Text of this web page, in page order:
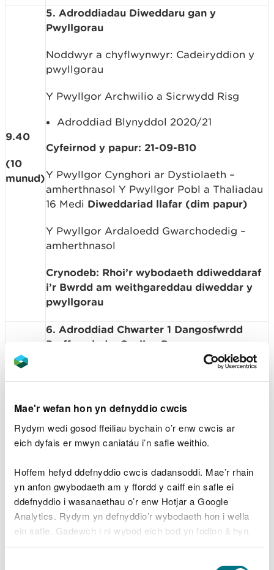
Mae'r wefan hon yn defnyddio cwcis
Rydym wedi gosod ffeiliau bychain o’r enw cwcis ar
eich dyfais er mwyn caniatáu i’n safle weithio.
Hoffem hefyd ddefnyddio cwcis dadansoddi. Mae’r rhain
yn anfon gwybodaeth am y ffordd y caiff ein safle ei
ddefnyddio i wasanaethau o’r enw Hotjar a Google
Analytics. Rydym yn defnyddio’r wybodaeth hon i wella
ein safle. Gadewch i ni wybod eich bod yn fodlon â hyn.
Byddwn yn defnyddio cwci i gadw eich dewis.
9.40
(10
munud)
5. Adroddiadau Diweddaru gan y
Pwyllgorau
Noddwyr a chyflwynwyr: Cadeiryddion y
pwyllgorau
Y Pwyllgor Archwilio a Sicrwydd Risg
Adroddiad Blynyddol 2020/21
Cyfeirnod y papur: 21-09-B10
Y Pwyllgor Cynghori ar Dystiolaeth –
amherthnasol Y Pwyllgor Pobl a Thaliadau
16 Medi Diweddariad llafar (dim papur)
Y Pwyllgor Ardaloedd Gwarchodedig –
amherthnasol
Crynodeb: Rhoi’r wybodaeth ddiweddaraf
i’r Bwrdd am weithgareddau diweddar y
pwyllgorau
(20
6. Adroddiad Chwarter 1 Dangosfwrdd
Perfformiad y Cynllun Busnes
Noddwyr: Clare Pillman, Prif Weithredwr
Cynllunio Corfforaethol, Perfformiad ac
Asesu Strategol
Cyfeirnod y papur: 21-09-B12
7. Adroddiad Chwarter 1 Lles, Iechyd a
Diogelwch
Noddwr: Prys Davies, Cyfarwyddwr